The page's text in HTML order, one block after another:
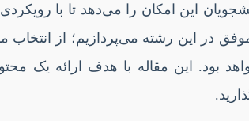
این امکان را می‌دهد تا با
موفق در این رشته می‌پردازیم؛ از
بود. این مقاله با هدف ارائه یک